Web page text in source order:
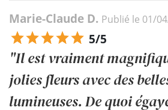
Marie-Claude D. Publié le 01/
5/5
"Il est vraiment
jolies fleurs avec des
lumineuses. De quoi